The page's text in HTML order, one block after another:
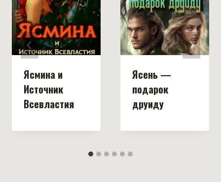
Ясмина и
Источник
Всевластия
Ясень —
подарок
друиду